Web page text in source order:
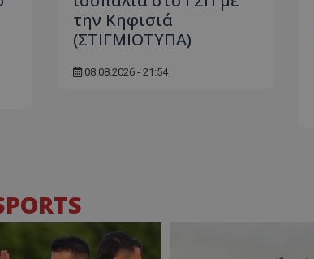
την Κηφισιά
(ΣΤΙΓΜΙΟΤΥΠΑ)
08.08.2026 - 21:54